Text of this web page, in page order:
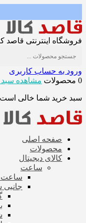
فروشگاه اینترنتی قاصد
ورود به حساب کاربری
0 محصولات
مشاهده سبد
سبد خرید شما خالی
صفحه اصلی
محصولات
کالای دیجیتال
ساعت
ساعت